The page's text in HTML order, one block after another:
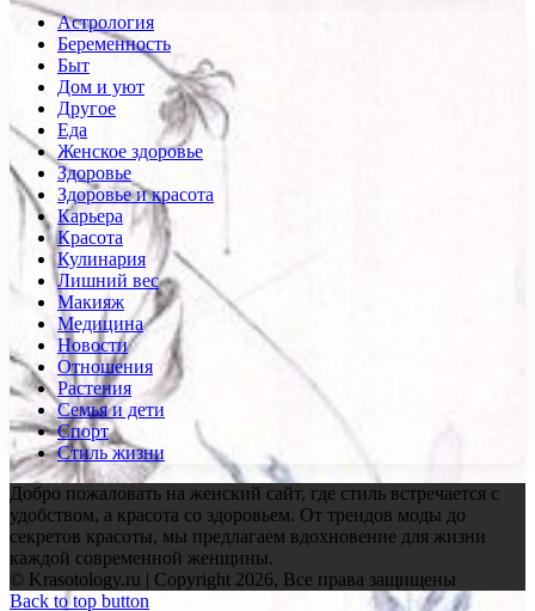
Астрология
Беременность
Быт
Дом и уют
Другое
Еда
Женское здоровье
Здоровье
Здоровье и красота
Карьера
Красота
Кулинария
Лишний вес
Макияж
Медицина
Новости
Отношения
Растения
Семья и дети
Спорт
Стиль жизни
Добро пожаловать на женский сайт, где стиль встречается с
удобством, а красота со здоровьем. От трендов моды до
секретов красоты, мы предлагаем вдохновение для жизни
каждой современной женщины.
© Krasotology.ru | Copyright 2026, Все права защищены
Back to top button